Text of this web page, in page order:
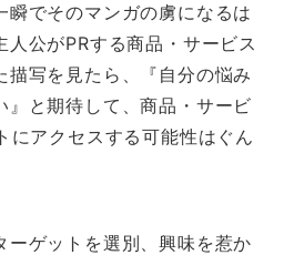
瞬でそのマンガの虜になるは
公がPRする商品・サービス
描写を見たら、『自分の悩み
』と期待して、商品・サービ
にアクセスする可能性はぐん
ーゲットを選別、興味を惹か